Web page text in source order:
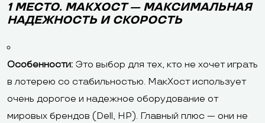
1 МЕСТО. МАКХОСТ — МАКСИМАЛЬНАЯ
НАДЕЖНОСТЬ И СКОРОСТЬ
Особенности: Это выбор для тех, кто не хочет играть
в лотерею со стабильностью. МакХост использует
очень дорогое и надежное оборудование от
мировых брендов (Dell, HP). Главный плюс — они не